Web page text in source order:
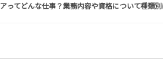
ってどんな仕事？業務内容や資格について種類